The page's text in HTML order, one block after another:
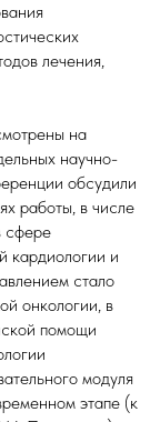
лечения,
на
научно-
обсудили
работы, в числе
сфере
кардиологии и
стало
онкологии, в
помощи
модуля
этапе (к